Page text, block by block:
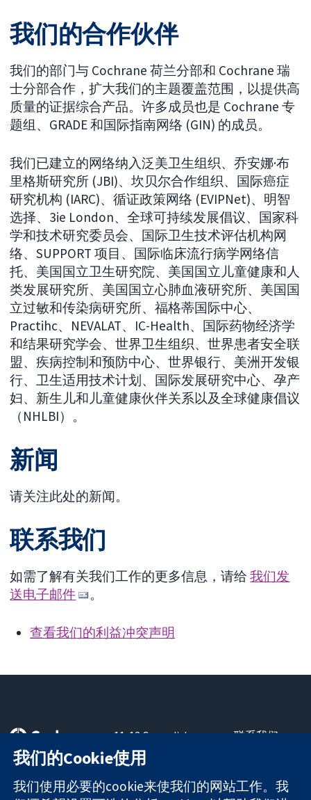
我们的合作伙伴
我们的部门与 Cochrane 荷兰分部和 Cochrane 瑞
士分部合作，扩大我们的主题覆盖范围，以提供高
质量的证据综合产品。许多成员也是 Cochrane 专
题组、GRADE 和国际指南网络 (GIN) 的成员。
我们已建立的网络纳入泛美卫生组织、乔安娜·布
里格斯研究所 (JBI)、坎贝尔合作组织、国际癌症
研究机构 (IARC)、循证政策网络 (EVIPNet)、明智
选择、3ie London、全球可持续发展倡议、国家科
学和技术研究委员会、国际卫生技术评估机构网
络、SUPPORT 项目、国际临床流行病学网络信
托、美国国立卫生研究院、美国国立儿童健康和人
类发展研究所、美国国立心肺血液研究所、美国国
立过敏和传染病研究所、福格蒂国际中心、
Practihc、NEVALAT、IC-Health、国际药物经济学
和结果研究学会、世界卫生组织、世界患者安全联
盟、疾病控制和预防中心、世界银行、美洲开发银
行、卫生适用技术计划、国际发展研究中心、孕产
妇、新生儿和儿童健康伙伴关系以及全球健康倡议
（NHLBI）。
新闻
请关注此处的新闻。
联系我们
如需了解有关我们工作的更多信息，请给我们发
送电子邮件
。
查看我们的利益冲突声明
可信任的证据
知情决定
更完善的医疗健
11-13 Cavendish
Square
London
W1G 0AN
United Kingdom
联系我们
关于我们
工作机会
我们的Cookie使用
我们使用必要的cookie来使我们的网站工作。我